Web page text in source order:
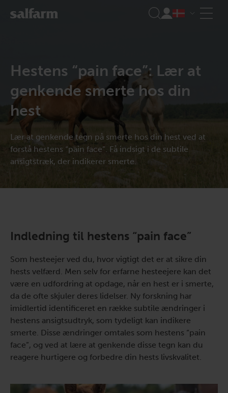
Hestens “pain face”: Lær at
genkende smerte hos din
hest
Lær at genkende tegn på smerte hos din hest ved at
forstå hestens “pain face”. Få indsigt i de subtile
ansigtstræk, der indikerer smerte.
Indledning til hestens “pain face”
Som hesteejer ved du, hvor vigtigt det er at sikre din
hests velfærd. Men selv for erfarne hesteejere kan det
være en udfordring at opdage, når en hest er i smerte,
da de ofte skjuler deres lidelser. Ny forskning har
imidlertid identificeret en række subtile ændringer i
hestens ansigtsudtryk, som tydeligt kan indikere
smerte. Disse ændringer omtales som hestens “pain
face”, og ved at lære at genkende disse tegn kan du
reagere hurtigere og forbedre din hests livskvalitet.